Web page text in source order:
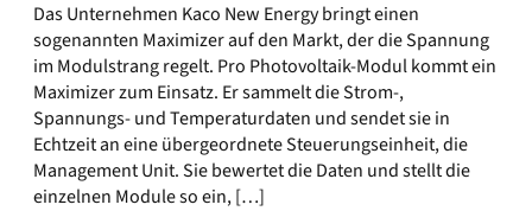
Das Unternehmen Kaco New Energy bringt einen
sogenannten Maximizer auf den Markt, der die Spannung
im Modulstrang regelt. Pro Photovoltaik-Modul kommt ein
Maximizer zum Einsatz. Er sammelt die Strom-,
Spannungs- und Temperaturdaten und sendet sie in
Echtzeit an eine übergeordnete Steuerungseinheit, die
Management Unit. Sie bewertet die Daten und stellt die
einzelnen Module so ein, […]